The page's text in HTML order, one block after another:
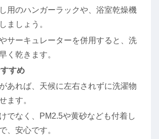
用のハンガーラックや、浴室乾燥機
ましょう。
サーキュレーターを併用すると、洗
く乾きます。
すめ
あれば、天候に左右されずに洗濯物
ます。
でなく、PM2.5や黄砂なども付着し
、安心です。